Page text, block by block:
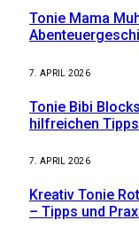
Tonie Mama
7. APRIL 2026
Tonie Bibi
hilfreichen
7. APRIL 2026
Kreativ Tonie
– Tipps und